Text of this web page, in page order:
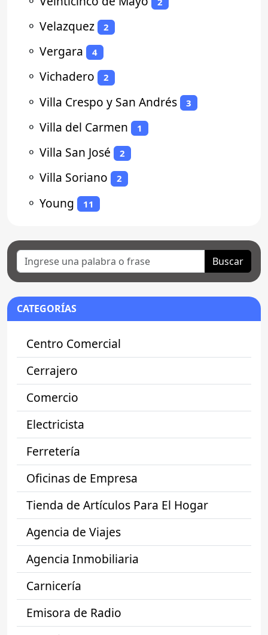
⚬ Velazquez 2
⚬ Vergara 4
⚬ Vichadero 2
⚬ Villa Crespo y San Andrés 3
⚬ Villa del Carmen 1
⚬ Villa San José 2
⚬ Villa Soriano 2
⚬ Young 11
Buscar
CATEGORÍAS
Centro Comercial
Cerrajero
Comercio
Electricista
Ferretería
Oficinas de Empresa
Tienda de Artículos Para El Hogar
Agencia de Viajes
Agencia Inmobiliaria
Carnicería
Emisora de Radio